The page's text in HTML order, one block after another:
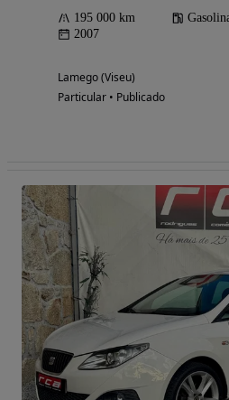
195 000 km
2007
Lamego (Viseu)
Particular • Publicado